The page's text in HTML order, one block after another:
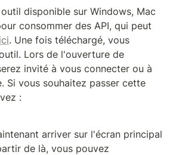
disponible sur Windows, Mac
consommer des API, qui peut
ici. Une fois téléchargé, vous
Lors de l'ouverture de
invité à vous connecter ou à
Si vous souhaitez passer cette
:
arriver sur l'écran principal
de là, vous pouvez